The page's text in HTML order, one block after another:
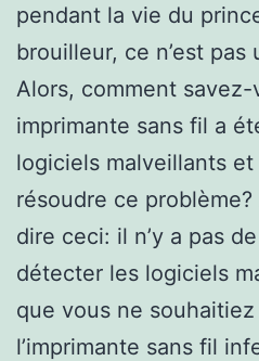
pendant la vie du
brouilleur, ce n’est pas
Alors, comment
imprimante sans fil a
logiciels malveillants
résoudre ce
dire ceci: il n’y a pas
détecter les logiciels
que vous ne
l’imprimante sans fil